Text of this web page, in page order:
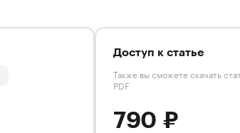
Доступ к статье
Также вы сможете скачать
PDF
790 ₽